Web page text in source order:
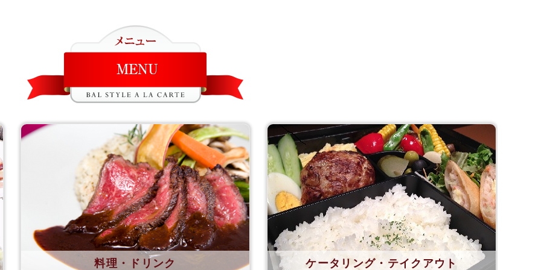
料理・ドリンク ケータリング・テイクアウト